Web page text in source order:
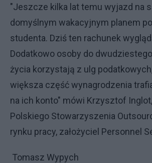
"Jeszcze kilka lat temu wyjazd na
domyślnym wakacyjnym planem
studenta. Dziś ten rachunek
Dodatkowo osoby do
życia korzystają z ulg
większa część wynagrodzenia
na ich konto" mówi Krzysztof
Polskiego Stowarzyszenia
rynku pracy, założyciel Personnel
Tomasz Wypych